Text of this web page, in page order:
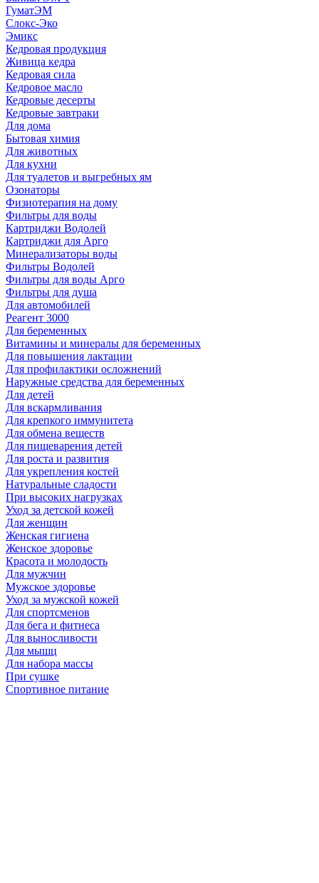
ГуматЭМ
Слокс-Эко
Эмикс
Кедровая продукция
Живица кедра
Кедровая сила
Кедровое масло
Кедровые десерты
Кедровые завтраки
Для дома
Бытовая химия
Для животных
Для кухни
Для туалетов и выгребных ям
Озонаторы
Физиотерапия на дому
Фильтры для воды
Картриджи Водолей
Картриджи для Арго
Минерализаторы воды
Фильтры Водолей
Фильтры для воды Арго
Фильтры для душа
Для автомобилей
Реагент 3000
Для беременных
Витамины и минералы для беременных
Для повышения лактации
Для профилактики осложнений
Наружные средства для беременных
Для детей
Для вскармливания
Для крепкого иммунитета
Для обмена веществ
Для пищеварения детей
Для роста и развития
Для укрепления костей
Натуральные сладости
При высоких нагрузках
Уход за детской кожей
Для женщин
Женская гигиена
Женское здоровье
Красота и молодость
Для мужчин
Мужское здоровье
Уход за мужской кожей
Для спортсменов
Для бега и фитнеса
Для выносливости
Для мышц
Для набора массы
При сушке
Спортивное питание